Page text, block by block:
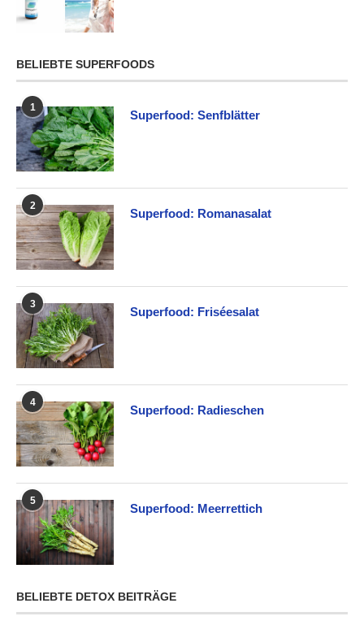
BELIEBTE SUPERFOODS
1
Superfood: Senfblätter
2
Superfood: Romanasalat
3
Superfood: Friséesalat
4
Superfood: Radieschen
5
Superfood: Meerrettich
BELIEBTE DETOX BEITRÄGE